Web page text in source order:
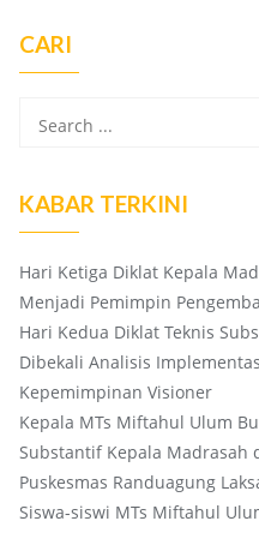
CARI
KABAR TERKINI
Hari Ketiga Diklat Kepala
Menjadi Pemimpin
Hari Kedua Diklat Teknis
Dibekali Analisis
Kepemimpinan Visioner
Kepala MTs Miftahul Ulum
Substantif Kepala Madrasah
Puskesmas Randuagung
Siswa-siswi MTs Miftahul